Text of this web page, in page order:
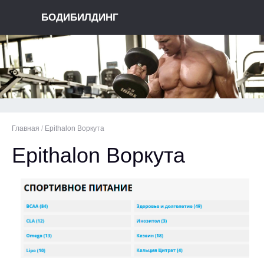
БОДИБИЛДИНГ
Главная / Epithalon Воркута
Epithalon Воркута